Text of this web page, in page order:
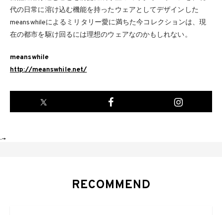
代の日常に溶け込む機能を持ったウェアとしてデザインした
meanswhileによるミリタリー愛に満ちた今コレクションは、現
在の都市を駆け回るには理想のウェアなのかもしれない。
meanswhile
http://meanswhile.net/
-->
RECOMMEND